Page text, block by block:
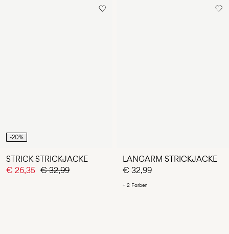
-20%
STRICK STRICKJACKE
€ 26,35 € 32,99
LANGARM STRICKJACKE
€ 32,99
+ 2 Farben